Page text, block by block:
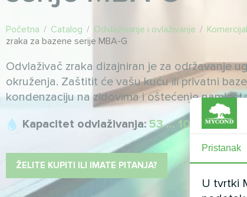
Početna / Catalog / Odvlaživanje i ovlaživanje /
zraka za bazene serije MBA-G
Odvlaživač zraka dizajniran je za održavanje
okruženja. Zaštitit će vašu kuću ili privatni
kondenzaciju na zidovima i oštećenje
Kapacitet odvlaživanja: 53 ... 103 l/dan
ŽELITE KUPITI ILI IMATE PITANJA?
Pristanak
U tvrtki